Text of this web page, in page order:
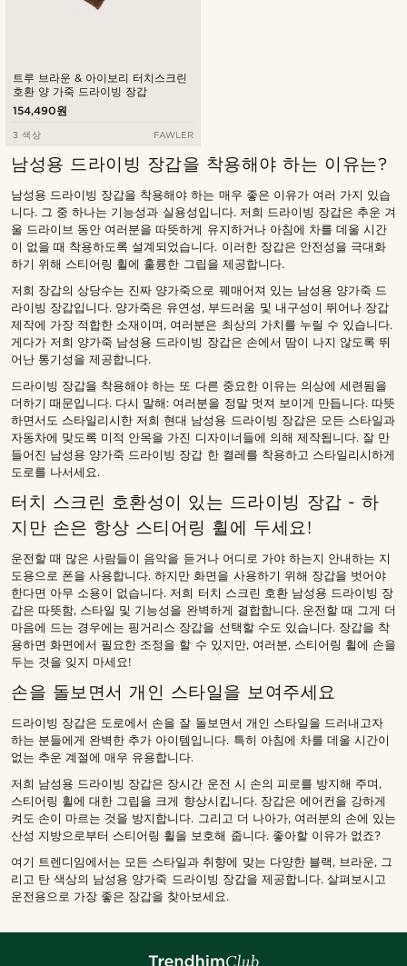
트루 브라운 & 아이보리 터치스크린
호환 양 가죽 드라이빙 장갑
154,490원
3 색상 FAWLER
남성용 드라이빙 장갑을 착용해야 하는 이유는?
남성용 드라이빙 장갑을 착용해야 하는 매우 좋은 이유가 여러 가지 있습
니다. 그 중 하나는 기능성과 실용성입니다. 저희 드라이빙 장갑은 추운 겨
울 드라이브 동안 여러분을 따뜻하게 유지하거나 아침에 차를 데울 시간
이 없을 때 착용하도록 설계되었습니다. 이러한 장갑은 안전성을 극대화
하기 위해 스티어링 휠에 훌륭한 그립을 제공합니다.
저희 장갑의 상당수는 진짜 양가죽으로 꿰매어져 있는 남성용 양가죽 드
라이빙 장갑입니다. 양가죽은 유연성, 부드러움 및 내구성이 뛰어나 장갑
제작에 가장 적합한 소재이며, 여러분은 최상의 가치를 누릴 수 있습니다.
게다가 저희 양가죽 남성용 드라이빙 장갑은 손에서 땀이 나지 않도록 뛰
어난 통기성을 제공합니다.
드라이빙 장갑을 착용해야 하는 또 다른 중요한 이유는 의상에 세련됨을
더하기 때문입니다. 다시 말해: 여러분을 정말 멋져 보이게 만듭니다. 따뜻
하면서도 스타일리시한 저희 현대 남성용 드라이빙 장갑은 모든 스타일과
자동차에 맞도록 미적 안목을 가진 디자이너들에 의해 제작됩니다. 잘 만
들어진 남성용 양가죽 드라이빙 장갑 한 켤레를 착용하고 스타일리시하게
도로를 나서세요.
터치 스크린 호환성이 있는 드라이빙 장갑 - 하
지만 손은 항상 스티어링 휠에 두세요!
운전할 때 많은 사람들이 음악을 듣거나 어디로 가야 하는지 안내하는 지
도용으로 폰을 사용합니다. 하지만 화면을 사용하기 위해 장갑을 벗어야
한다면 아무 소용이 없습니다. 저희 터치 스크린 호환 남성용 드라이빙 장
갑은 따뜻함, 스타일 및 기능성을 완벽하게 결합합니다. 운전할 때 그게 더
마음에 드는 경우에는 핑거리스 장갑을 선택할 수도 있습니다. 장갑을 착
용하면 화면에서 필요한 조정을 할 수 있지만, 여러분, 스티어링 휠에 손을
두는 것을 잊지 마세요!
손을 돌보면서 개인 스타일을 보여주세요
드라이빙 장갑은 도로에서 손을 잘 돌보면서 개인 스타일을 드러내고자
하는 분들에게 완벽한 추가 아이템입니다. 특히 아침에 차를 데울 시간이
없는 추운 계절에 매우 유용합니다.
저희 남성용 드라이빙 장갑은 장시간 운전 시 손의 피로를 방지해 주며,
스티어링 휠에 대한 그립을 크게 향상시킵니다. 장갑은 에어컨을 강하게
켜도 손이 마르는 것을 방지합니다. 그리고 더 나아가, 여러분의 손에 있는
산성 지방으로부터 스티어링 휠을 보호해 줍니다. 좋아할 이유가 없죠?
여기 트렌디임에서는 모든 스타일과 취향에 맞는 다양한 블랙, 브라운, 그
리고 탄 색상의 남성용 양가죽 드라이빙 장갑을 제공합니다. 살펴보시고
운전용으로 가장 좋은 장갑을 찾아보세요.